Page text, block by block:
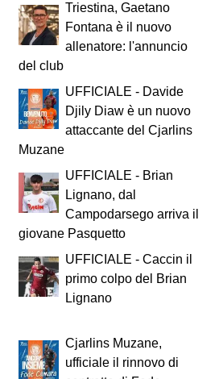
Triestina, Gaetano
Fontana è il nuovo
allenatore: l'annuncio
del club
UFFICIALE - Davide
Djily Diaw è un nuovo
attaccante del Cjarlins
Muzane
UFFICIALE - Brian
Lignano, dal
Campodarsego arriva il
giovane Pasquetto
UFFICIALE - Caccin il
primo colpo del Brian
Lignano
Cjarlins Muzane,
ufficiale il rinnovo di